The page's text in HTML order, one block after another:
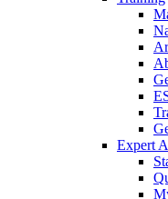
Expert